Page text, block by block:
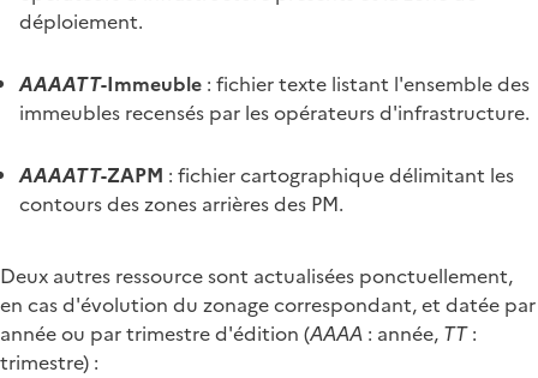
déploiement.
AAAATT-Immeuble : fichier texte listant l'ensemble des
immeubles recensés par les opérateurs d'infrastructure.
AAAATT-ZAPM : fichier cartographique délimitant les
contours des zones arrières des PM.
Deux autres ressource sont actualisées ponctuellement,
en cas d'évolution du zonage correspondant, et datée par
année ou par trimestre d'édition (AAAA : année, TT:
trimestre) :